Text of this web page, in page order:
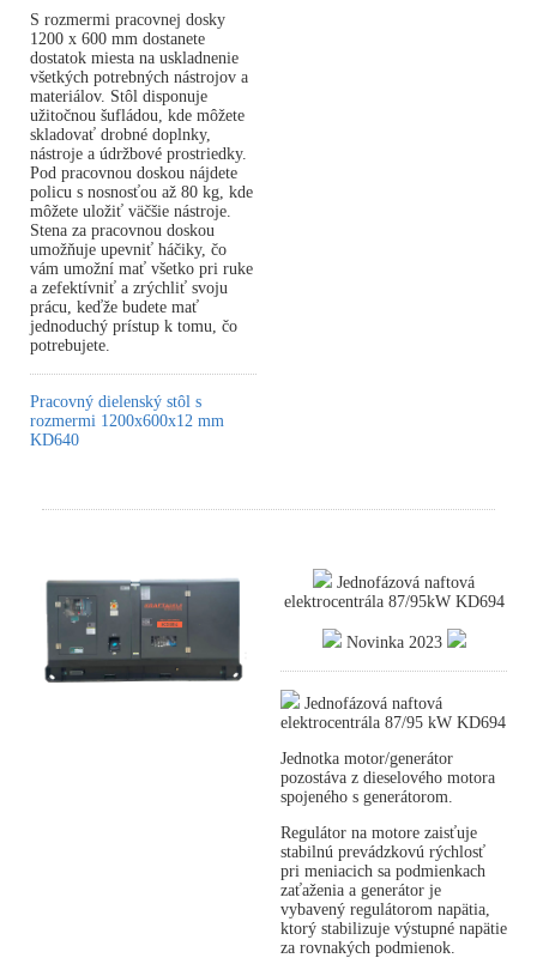
S rozmermi pracovnej dosky
1200 x 600 mm dostanete
dostatok miesta na uskladnenie
všetkých potrebných nástrojov a
materiálov. Stôl disponuje
užitočnou šufládou, kde môžete
skladovať drobné doplnky,
nástroje a údržbové prostriedky.
Pod pracovnou doskou nájdete
policu s nosnosťou až 80 kg, kde
môžete uložiť väčšie nástroje.
Stena za pracovnou doskou
umožňuje upevniť háčiky, čo
vám umožní mať všetko pri ruke
a zefektívniť a zrýchliť svoju
prácu, keďže budete mať
jednoduchý prístup k tomu, čo
potrebujete.
Pracovný dielenský stôl s
rozmermi 1200x600x12 mm
KD640
Jednofázová naftová
elektrocentrála 87/95kW KD694
Novinka 2023
Jednofázová naftová
elektrocentrála 87/95 kW KD694
Jednotka motor/generátor
pozostáva z dieselového motora
spojeného s generátorom.
Regulátor na motore zaisťuje
stabilnú prevádzkovú rýchlosť
pri meniacich sa podmienkach
zaťaženia a generátor je
vybavený regulátorom napätia,
ktorý stabilizuje výstupné napätie
za rovnakých podmienok.